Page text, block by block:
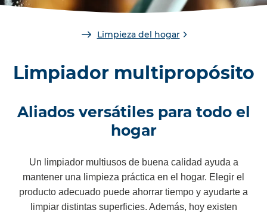
Limpieza del hogar
Limpiador multipropósito
Aliados versátiles para todo el
hogar
Un limpiador multiusos de buena calidad ayuda a
mantener una limpieza práctica en el hogar. Elegir el
producto adecuado puede ahorrar tiempo y ayudarte a
limpiar distintas superficies. Además, hoy existen